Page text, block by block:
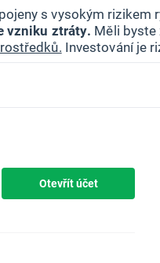
s vysokým rizikem
vzniku ztráty. Měli byste
Investování je
Otevřít účet